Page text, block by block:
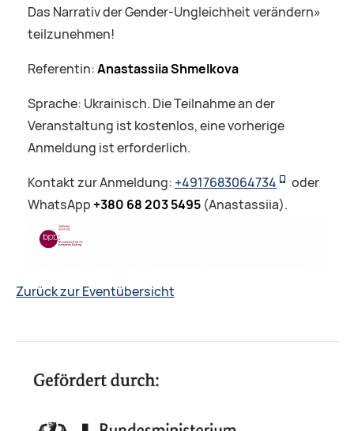
Das Narrativ der Gender-Ungleichheit verändern»
teilzunehmen!
Referentin:Anastassiia Shmelkova
Sprache: Ukrainisch. Die Teilnahme an der
Veranstaltung ist kostenlos, eine vorherige
Anmeldung ist erforderlich.
Kontakt zur Anmeldung: +4917683064734
oder
WhatsApp +380 68 203 5495 (Anastassiia).
Zurück zur Eventübersicht